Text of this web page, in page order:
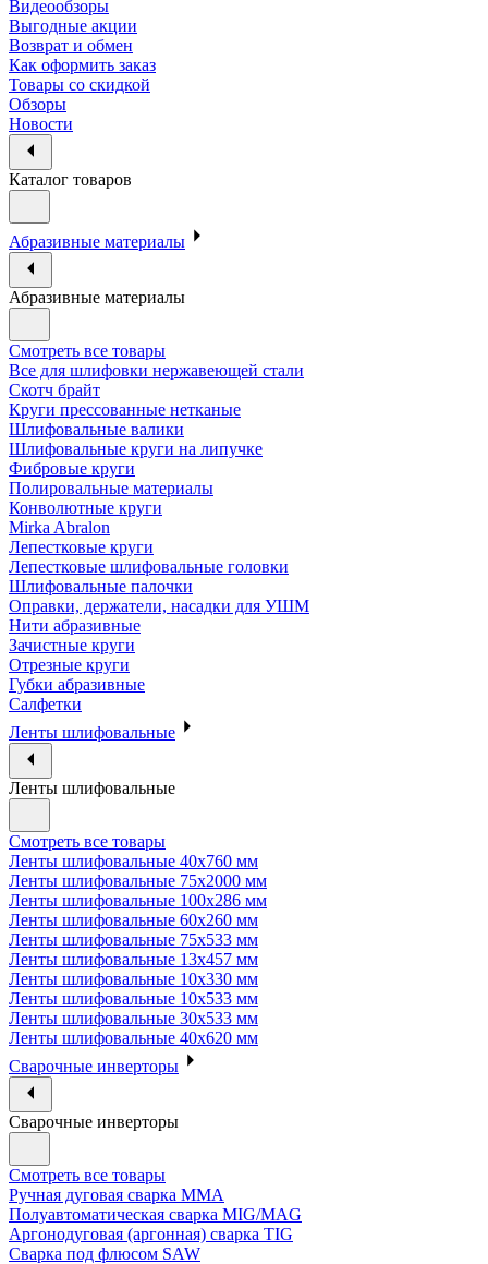
Видеообзоры
Выгодные акции
Возврат и обмен
Как оформить заказ
Товары со скидкой
Обзоры
Новости
Каталог товаров
Абразивные материалы
Абразивные материалы
Смотреть все товары
Все для шлифовки нержавеющей стали
Скотч брайт
Круги прессованные нетканые
Шлифовальные валики
Шлифовальные круги на липучке
Фибровые круги
Полировальные материалы
Конволютные круги
Mirka Abralon
Лепестковые круги
Лепестковые шлифовальные головки
Шлифовальные палочки
Оправки, держатели, насадки для УШМ
Нити абразивные
Зачистные круги
Отрезные круги
Губки абразивные
Салфетки
Ленты шлифовальные
Ленты шлифовальные
Смотреть все товары
Ленты шлифовальные 40х760 мм
Ленты шлифовальные 75х2000 мм
Ленты шлифовальные 100х286 мм
Ленты шлифовальные 60х260 мм
Ленты шлифовальные 75х533 мм
Ленты шлифовальные 13х457 мм
Ленты шлифовальные 10х330 мм
Ленты шлифовальные 10х533 мм
Ленты шлифовальные 30х533 мм
Ленты шлифовальные 40х620 мм
Сварочные инверторы
Сварочные инверторы
Смотреть все товары
Ручная дуговая сварка MMA
Полуавтоматическая сварка MIG/MAG
Аргонодуговая (аргонная) сварка TIG
Сварка под флюсом SAW